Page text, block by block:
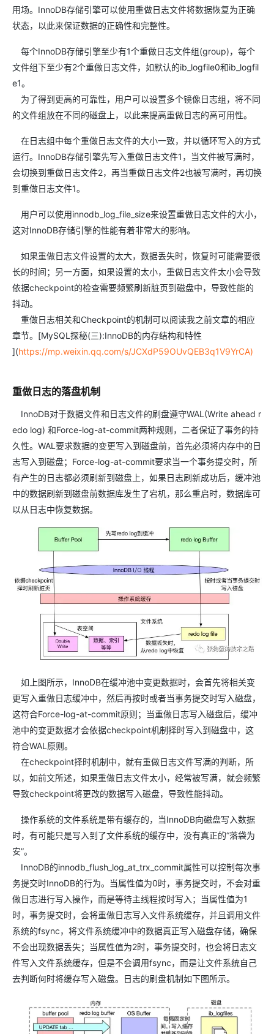
用场。InnoDB存储引擎可以使用重做日志文件将数据恢复为正确
状态，以此来保证数据的正确性和完整性。
每个InnoDB存储引擎至少有1个重做日志文件组(group)，每个
文件组下至少有2个重做日志文件，如默认的ib_logfile0和ib_logfil
e1。
为了得到更高的可靠性，用户可以设置多个镜像日志组，将不同
的文件组放在不同的磁盘上，以此来提高重做日志的高可用性。
在日志组中每个重做日志文件的大小一致，并以循环写入的方式
运行。InnoDB存储引擎先写入重做日志文件1，当文件被写满时，
会切换到重做日志文件2，再当重做日志文件2也被写满时，再切换
到重做日志文件1。
用户可以使用innodb_log_file_size来设置重做日志文件的大小，
这对InnoDB存储引擎的性能有着非常大的影响。
如果重做日志文件设置的太大，数据丢失时，恢复时可能需要很
长的时间；另一方面，如果设置的太小，重做日志文件太小会导致
依据checkpoint的检查需要频繁刷新脏页到磁盘中，导致性能的
抖动。
重做日志相关和Checkpoint的机制可以阅读我之前文章的相应
章节。[MySQL探秘(三):InnoDB的内存结构和特性
](https://mp.weixin.qq.com/s/JCXdP59OUvQEB3q1V9YrCA)
重做日志的落盘机制
InnoDB对于数据文件和日志文件的刷盘遵守WAL(Write ahead r
edo log) 和Force-log-at-commit两种规则，二者保证了事务的持
久性。WAL要求数据的变更写入到磁盘前，首先必须将内存中的日
志写入到磁盘；Force-log-at-commit要求当一个事务提交时，所
有产生的日志都必须刷新到磁盘上，如果日志刷新成功后，缓冲池
中的数据刷新到磁盘前数据库发生了宕机，那么重启时，数据库可
以从日志中恢复数据。
如上图所示，InnoDB在缓冲池中变更数据时，会首先将相关变
更写入重做日志缓冲中，然后再按时或者当事务提交时写入磁盘，
这符合Force-log-at-commit原则；当重做日志写入磁盘后，缓冲
池中的变更数据才会依据checkpoint机制择时写入到磁盘中，这
符合WAL原则。
在checkpoint择时机制中，就有重做日志文件写满的判断，所
以，如前文所述，如果重做日志文件太小，经常被写满，就会频繁
导致checkpoint将更改的数据写入磁盘，导致性能抖动。
操作系统的文件系统是带有缓存的，当InnoDB向磁盘写入数据
时，有可能只是写入到了文件系统的缓存中，没有真正的“落袋为
安”。
InnoDB的innodb_flush_log_at_trx_commit属性可以控制每次事
务提交时InnoDB的行为。当属性值为0时，事务提交时，不会对重
做日志进行写入操作，而是等待主线程按时写入；当属性值为1
时，事务提交时，会将重做日志写入文件系统缓存，并且调用文件
系统的fsync，将文件系统缓冲中的数据真正写入磁盘存储，确保
不会出现数据丢失；当属性值为2时，事务提交时，也会将日志文
件写入文件系统缓存，但是不会调用fsync，而是让文件系统自己
去判断何时将缓存写入磁盘。日志的刷盘机制如下图所示。